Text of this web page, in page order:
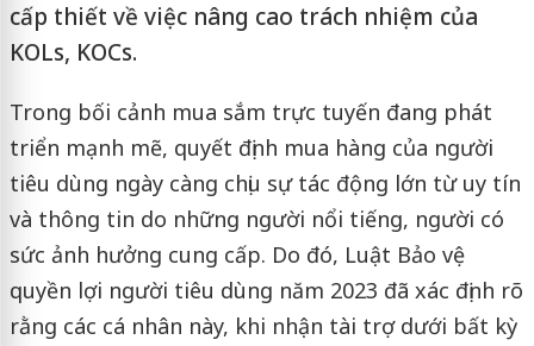
cấp thiết về việc nâng cao trách nhiệm của
KOLs, KOCs.
Trong bối cảnh mua sắm trực tuyến đang phát
triển mạnh mẽ, quyết định mua hàng của người
tiêu dùng ngày càng chịu sự tác động lớn từ uy tín
và thông tin do những người nổi tiếng, người có
sức ảnh hưởng cung cấp. Do đó, Luật Bảo vệ
quyền lợi người tiêu dùng năm 2023 đã xác định rõ
rằng các cá nhân này, khi nhận tài trợ dưới bất kỳ